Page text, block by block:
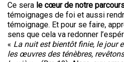
Ce sera le cœur de notre
témoignages de foi et aussi
témoignage. Et pour se faire,
sens que cela va redonner
« La nuit est bientôt finie, le jour
les œuvres des ténèbres,